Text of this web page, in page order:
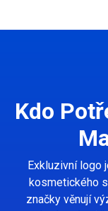
Kdo
Exkluzivní logo
kosmetického
značky věnují